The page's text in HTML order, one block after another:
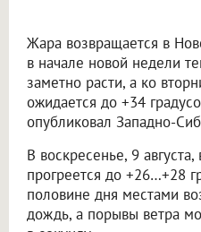
Жара возвращается в
в начале новой недели
заметно расти, а ко
ожидается до +34
опубликовал Западно-
В воскресенье, 9
прогреется до +26…+28
половине дня местами
дождь, а порывы ветра